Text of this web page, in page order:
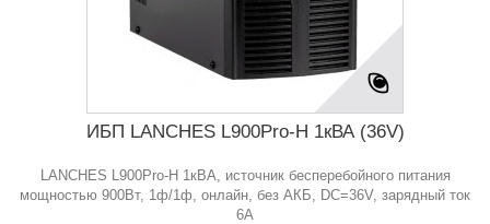
ИБП LANCHES L900Pro-H 1кВА (36V)
LANCHES L900Pro-H 1кВА, источник бесперебойного питания
мощностью 900Вт, 1ф/1ф, онлайн, без АКБ, DC=36V, зарядный ток
6А